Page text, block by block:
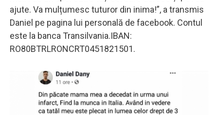
ajute. Va mulțumesc tuturor din inima!”, a transmis
Daniel pe pagina lui personală de facebook. Contul
este la banca Transilvania.IBAN:
RO80BTRLRONCRT0451821501.